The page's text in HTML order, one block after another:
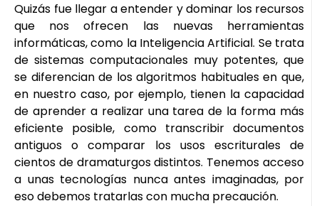
Quizás fue llegar a entender y dominar los recursos
que nos ofrecen las nuevas herramientas
informáticas, como la Inteligencia Artificial. Se trata
de sistemas computacionales muy potentes, que
se diferencian de los algoritmos habituales en que,
en nuestro caso, por ejemplo, tienen la capacidad
de aprender a realizar una tarea de la forma más
eficiente posible, como transcribir documentos
antiguos o comparar los usos escriturales de
cientos de dramaturgos distintos. Tenemos acceso
a unas tecnologías nunca antes imaginadas, por
eso debemos tratarlas con mucha precaución.